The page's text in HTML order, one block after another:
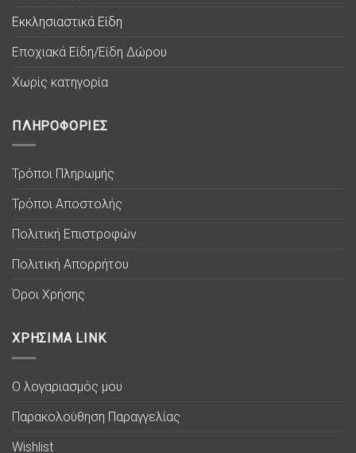
Εκκλησιαστικά Είδη
Εποχιακά Είδη/Είδη Δώρου
Χωρίς κατηγορία
ΠΛΗΡΟΦΟΡΙΕΣ
Τρόποι Πληρωμής
Τρόποι Αποστολής
Πολιτική Επιστροφών
Πολιτική Απορρήτου
Όροι Χρήσης
ΧΡΗΣΙΜΑ LINK
Ο λογαριασμός μου
Παρακολούθηση Παραγγελίας
Wishlist